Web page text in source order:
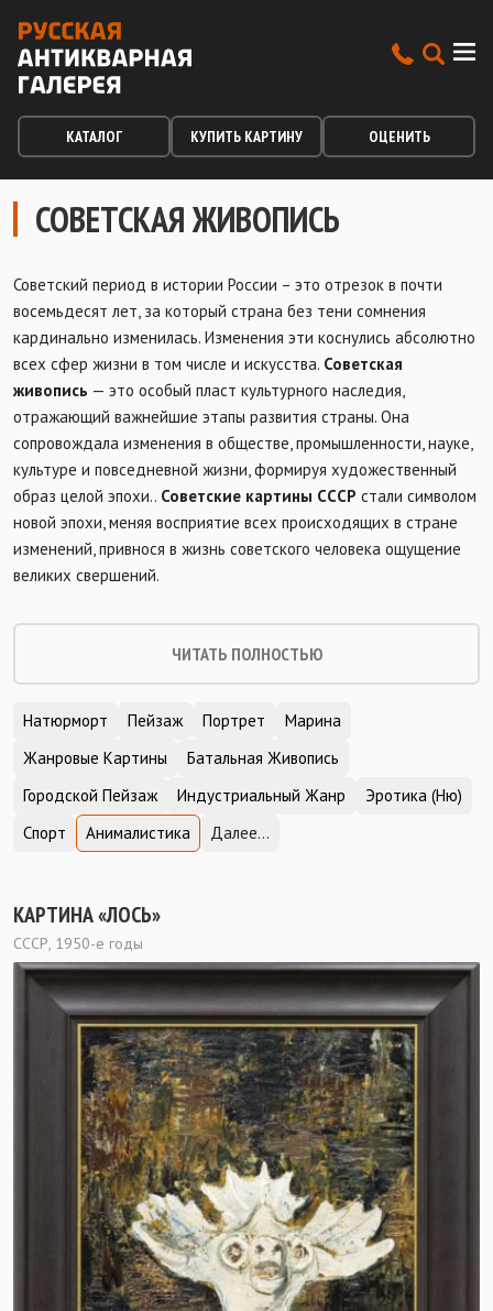
КАТАЛОГ КУПИТЬ КАРТИНУ ОЦЕНИТЬ
СОВЕТСКАЯ ЖИВОПИСЬ
Советский период в истории России – это отрезок в почти
восемьдесят лет, за который страна без тени сомнения
кардинально изменилась. Изменения эти коснулись абсолютно
всех сфер жизни в том числе и искусства. Советская
живопись — это особый пласт культурного наследия,
отражающий важнейшие этапы развития страны. Она
сопровождала изменения в обществе, промышленности, науке,
культуре и повседневной жизни, формируя художественный
образ целой эпохи.. Советские картины СССР стали символом
новой эпохи, меняя восприятие всех происходящих в стране
изменений, привнося в жизнь советского человека ощущение
великих свершений.
ЧИТАТЬ ПОЛНОСТЬЮ
Натюрморт Пейзаж Портрет
Марина
Жанровые Картины
Батальная Живопись
Городской Пейзаж
Индустриальный Жанр
Эротика (Ню)
Спорт
Анималистика Далее...
КАРТИНА «ЛОСЬ»
СССР, 1950-е годы